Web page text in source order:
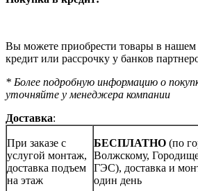
Вы можете приобрести товары в нашем
кредит или рассрочку у банков
* Более подробную информацию о
уточняйте у менеджера компании
Доставка:
При заказе с
услугой монтаж,
доставка подъем
на этаж
БЕСПЛАТНО (по
Волжскому,
ГЭС), доставка и
один день